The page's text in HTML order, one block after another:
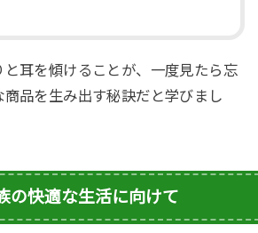
耳を傾けることが、一度見たら忘
品を生み出す秘訣だと学びまし
の快適な生活に向けて